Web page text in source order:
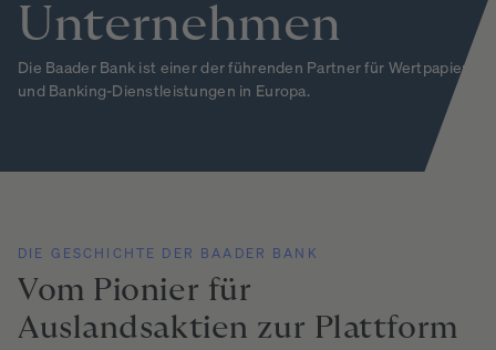
Unternehmen
Die Baader Bank ist einer der führenden Partner für Wertpapier-
und Banking-Dienstleistungen in Europa.
DIE GESCHICHTE DER BAADER BANK
Vom Pionier für
Auslandsaktien zur Plattform